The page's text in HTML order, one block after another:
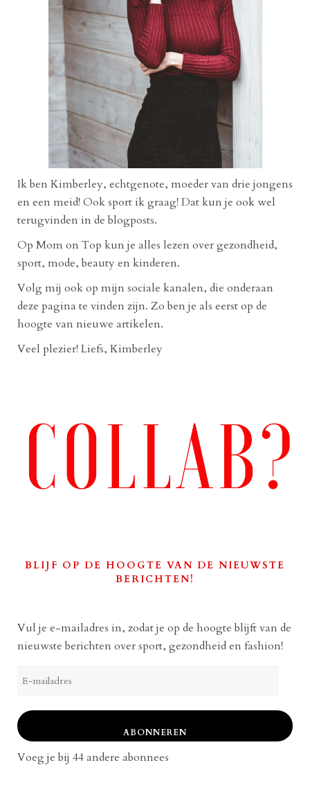
Ik ben Kimberley, echtgenote, moeder van drie jongens
en een meid! Ook sport ik graag! Dat kun je ook wel
terugvinden in de blogposts.
Op Mom on Top kun je alles lezen over gezondheid,
sport, mode, beauty en kinderen.
Volg mij ook op mijn sociale kanalen, die onderaan
deze pagina te vinden zijn. Zo ben je als eerst op de
hoogte van nieuwe artikelen.
Veel plezier! Liefs, Kimberley
BLIJF OP DE HOOGTE VAN DE NIEUWSTE
BERICHTEN!
Vul je e-mailadres in, zodat je op de hoogte blijft van de
nieuwste berichten over sport, gezondheid en fashion!
mailadres
ABONNEREN
Voeg je bij 44 andere abonnees